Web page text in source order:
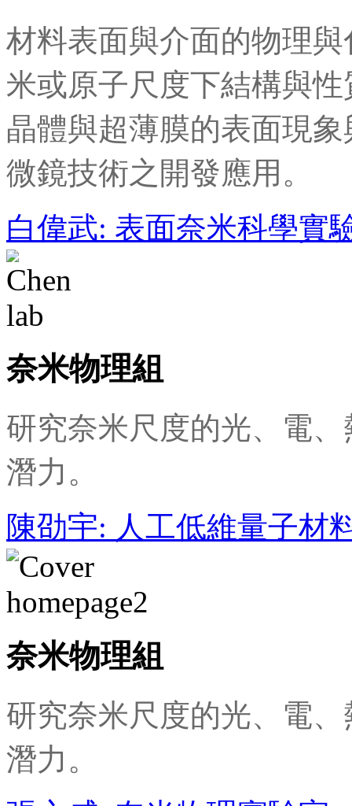
材料表面與介面的物理
米或原子尺度下結構與
晶體與超薄膜的表面現
微鏡技術之開發應用。
白偉武: 表面奈米科學實
奈米物理組
研究奈米尺度的光、電
潛力。
陳劭宇: 人工低維量子材
奈米物理組
研究奈米尺度的光、電
潛力。